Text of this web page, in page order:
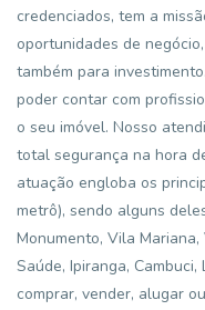
credenciados, tem a
oportunidades de
também para
poder contar com
o seu imóvel. Nosso
total segurança na hora
atuação engloba os
metrô), sendo alguns
Monumento, Vila Mariana,
Saúde, Ipiranga,
comprar, vender, alugar